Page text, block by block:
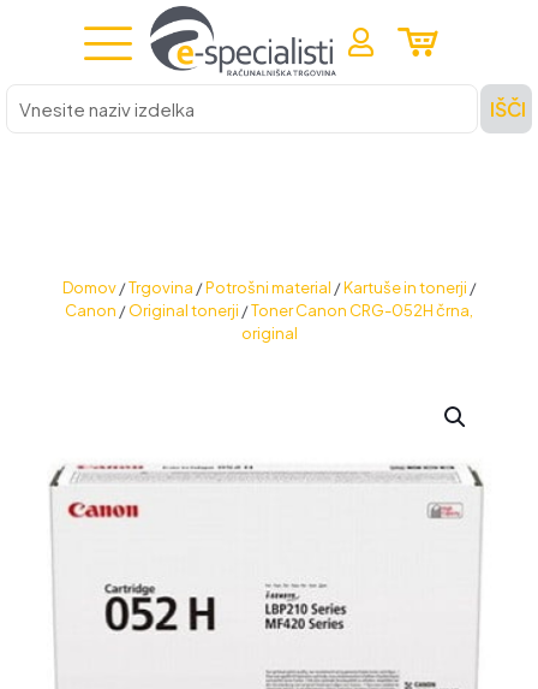
Vnesite
naziv
izdelka
IŠČI
Domov /Trgovina /Potrošni material /Kartuše in tonerji /
Canon /Original tonerji /Toner Canon CRG-052H črna,
original